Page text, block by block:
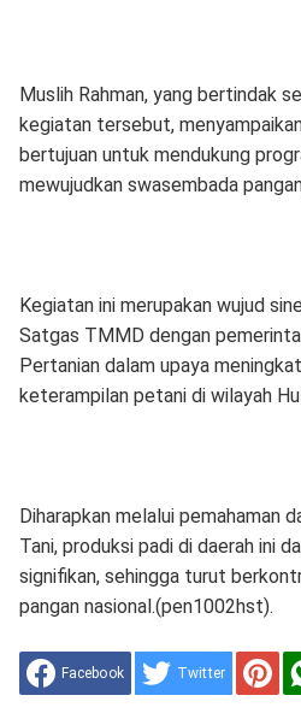
Muslih Rahman, yang bertindak
kegiatan tersebut,
bertujuan untuk mendukung
mewujudkan swasembada
Kegiatan ini merupakan wujud
Satgas TMMD dengan
Pertanian dalam upaya
keterampilan petani di wilayah
Diharapkan melalui pemahaman
Tani, produksi padi di daerah ini
signifikan, sehingga turut
pangan nasional.(pen1002hst).
Facebook Twitter